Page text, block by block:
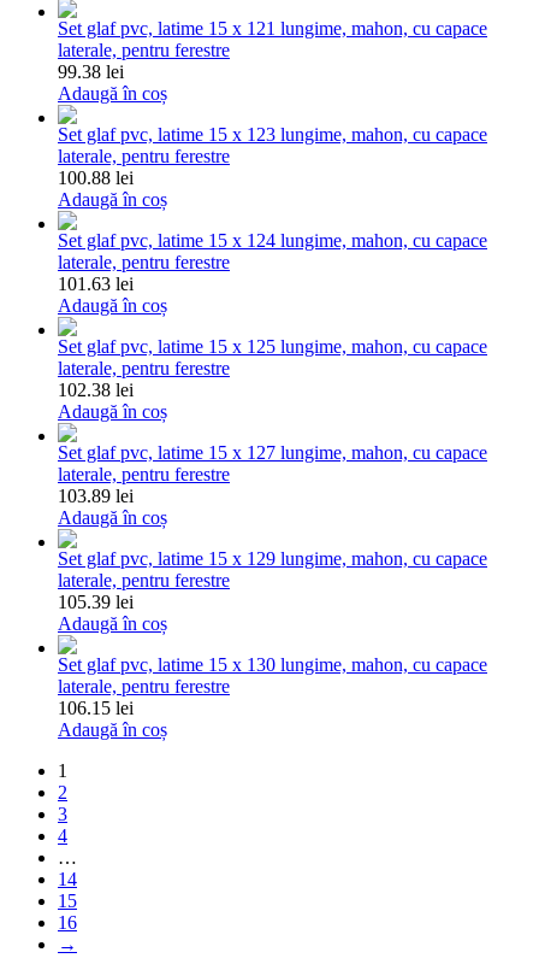
Set glaf pvc, latime 15 x 121 lungime, mahon, cu capace
laterale, pentru ferestre
99.38 lei
Adaugă în coș
Set glaf pvc, latime 15 x 123 lungime, mahon, cu capace
laterale, pentru ferestre
100.88 lei
Adaugă în coș
Set glaf pvc, latime 15 x 124 lungime, mahon, cu capace
laterale, pentru ferestre
101.63 lei
Adaugă în coș
Set glaf pvc, latime 15 x 125 lungime, mahon, cu capace
laterale, pentru ferestre
102.38 lei
Adaugă în coș
Set glaf pvc, latime 15 x 127 lungime, mahon, cu capace
laterale, pentru ferestre
103.89 lei
Adaugă în coș
Set glaf pvc, latime 15 x 129 lungime, mahon, cu capace
laterale, pentru ferestre
105.39 lei
Adaugă în coș
Set glaf pvc, latime 15 x 130 lungime, mahon, cu capace
laterale, pentru ferestre
106.15 lei
Adaugă în coș
1
2
3
4
…
14
15
16
→